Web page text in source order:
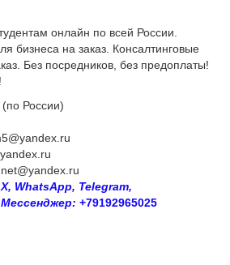
онлайн по всей России.
бизнеса на заказ. Консалтинговые
Без посредников, без предоплаты!
России)
WhatsApp, Telegram,
+79192965025